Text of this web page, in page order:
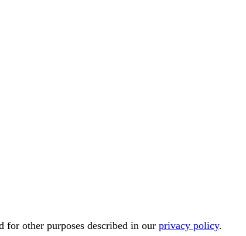
for other purposes described in our privacy policy.